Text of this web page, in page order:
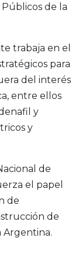
de la
trabaja en el
para
del interés
entre ellos
y
y
de
el papel
de
de
Argentina.